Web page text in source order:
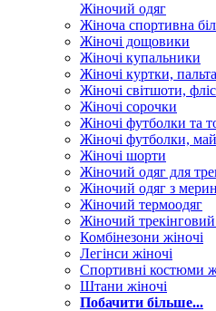
Жіночий одяг
Жіноча спортивна
Жіночі дощовики
Жіночі купальники
Жіночі куртки,
Жіночі світшоти,
Жіночі сорочки
Жіночі футболки та
Жіночі футболки,
Жіночі шорти
Жіночий одяг для
Жіночий одяг з
Жіночий термоодяг
Жіночий
Комбінезони жіночі
Легінси жіночі
Спортивні костюми
Штани жіночі
Побачити більше...